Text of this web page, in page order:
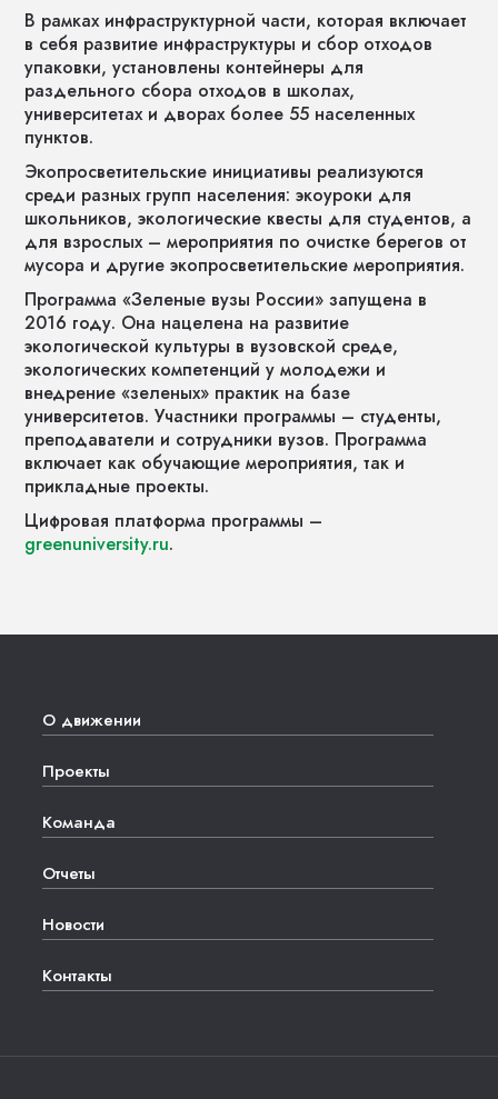
В рамках инфраструктурной части, которая включает
в себя развитие инфраструктуры и сбор отходов
упаковки, установлены контейнеры для
раздельного сбора отходов в школах,
университетах и дворах более 55 населенных
пунктов.
Экопросветительские инициативы реализуются
среди разных групп населения: экоуроки для
школьников, экологические квесты для студентов, а
для взрослых – мероприятия по очистке берегов от
мусора и другие экопросветительские мероприятия.
Программа «Зеленые вузы России» запущена в
2016 году. Она нацелена на развитие
экологической культуры в вузовской среде,
экологических компетенций у молодежи и
внедрение «зеленых» практик на базе
университетов. Участники программы – студенты,
преподаватели и сотрудники вузов. Программа
включает как обучающие мероприятия, так и
прикладные проекты.
Цифровая платформа программы –
greenuniversity.ru.
О движении
Проекты
Команда
Отчеты
Новости
Контакты